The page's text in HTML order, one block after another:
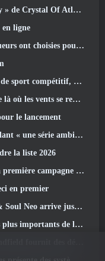
le niveau maximum à 70
ligne
serveur Frostreaver d'EverQuest
du football freestyle 2 est en route
vents se rencontrent
le lancement
de mises à jour de contenu »
la liste 2026
campagne de 2026
en premier
pour le premier anniversaire
de la saison 6
le système de monétisation du jeu